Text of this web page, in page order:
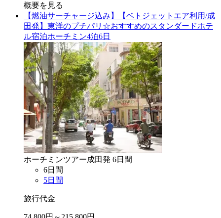
概要を見る
【燃油サーチャージ込み】【ベトジェットエア利用/成
田発】東洋のプチパリ☆おすすめのスタンダードホテ
ル宿泊ホーチミン4泊6日
ホーチミンツアー成田発 6日間
6日間
5日間
旅行代金